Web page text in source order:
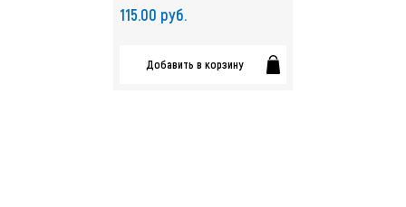
115.00 руб.
Добавить в корзину